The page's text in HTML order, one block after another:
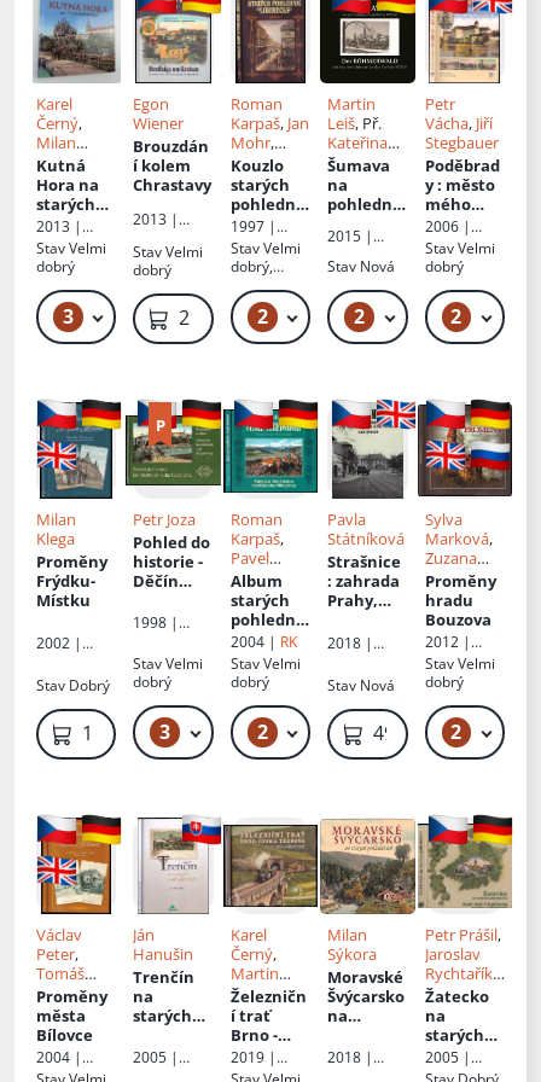
Karel
Černý,
Milan
Šustr,
Radomil
Šibrava
Kutná
Hora na
starých
pohlednic
ích
2013 |
Tváře,
Masarykov
demokratic
ká
akademie
StavVelmi
dobrý
3 699 Kč – 899 Kč
Egon
Wiener
Brouzdán
í kolem
Chrastavy
2013 |
StavVelmi
dobrý
219 Kč
Roman
Karpaš, Jan
Mohr,
Pavel
Vursta
Kouzlo
starých
pohlednic
Liberecka
1997 |
Agentura
555
StavVelmi
dobrý,
včetně
přílohy
2 299 Kč – 549 Kč
Martin
Leiš, Př.
Kateřina
Krištůfkov
á
Šumava
na
pohlednic
ateliéru
WOLF
2015 |
Stav Nová
2 499 Kč – 599 Kč
Petr
Vácha, Jiří
Stegbauer
Poděbrad
y: město
mého
srdce =
the town
of my
heart
2006 |
Ostrov
StavVelmi
dobrý
2
Milan
Klega
Proměny
Frýdku-
Místku
2002 |
Stav Dobrý
119 Kč
Petr Joza
Pohled do
historie -
Děčín
a okolí
Rückblick
in die
Geschicht
e
1998 |
Grafika-
OHV
StavVelmi
dobrý
3 319 Kč – 379 Kč
Roman
Karpaš,
Pavel
Koukal, Př.
Herta
Novotná
Album
starých
pohlednic
- České
středohoř
í: Album
alter
Ansichtsk
arten
vom
irge
2004 | RK
StavVelmi
dobrý
2 849 Kč
Pavla
Státníková
Strašnice
: zahrada
Prahy,
armád
2018 |
hlavního
města
Prahy
Stav Nová
499 Kč
Sylva
Marková,
Zuzana
Šulcová, Il.
Jitka
Zatloukalo
vá
Proměny
hradu
Bouzova
2012 |
Národní
památkový
ústav,
územní
odborné
pracoviště
StavVelmi
dobrý
2
Václav
Peter,
Tomáš
Ocásek
Proměny
města
Bílovce
2004 |
VAPE
Ján
Hanušin
Trenčín
na
starých
iach
2005 |
Karel
Černý,
Martin
Navrátil,
Roman
Jeschke
Novák
Marek
Železničn
í trať
Brno -
Česká
Třebová
2019 |
Tváře
Milan
Sýkora
Moravské
Švýcarsko
na
pohlednic
2018 |
Petr Prášil,
Jaroslav
Rychtařík,
Jan Řánek
Žatecko
na
starých
pohlednic
ích: Saaz
2005 |
Baron,Petr